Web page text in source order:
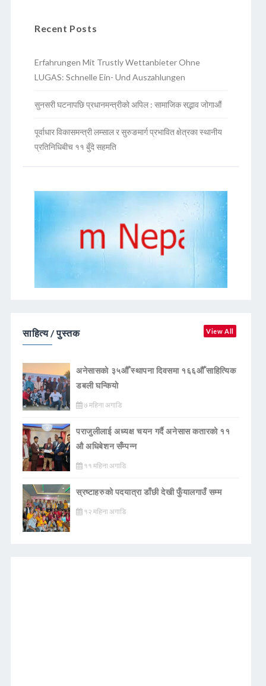
Recent Posts
Erfahrungen Mit Trustly Wettanbieter Ohne
LUGAS: Schnelle Ein- Und Auszahlungen
सुनसरी घटनापछि प्रधानमन्त्रीको अपिल : सामाजिक सद्भाव जोगाऔं
पूर्वाधार विकासमन्त्री लम्साल र सुरुङमार्ग प्रभावित क्षेत्रका स्थानीय
प्रतिनिधिबीच ११ बुँदे सहमति
साहित्य / पुस्तक View All
अनेसासको ३५औँ स्थापना दिवसमा १६६औँ साहित्यिक
डबली घन्कियाे
७ महिना अगाडि
पराजुलीलाई अध्यक्ष चयन गर्दै अनेसास कतारको ११
औ अधिबेशन सँम्पन्न
११ महिना अगाडि
स्रष्टाहरुको पदयात्रा डाँछी देखी फुँयालगाउँ सम्म
१२ महिना अगाडि